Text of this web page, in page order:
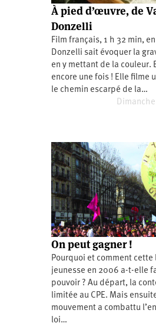
Commerce
Hôpitaux
SNCF
Féminisme
LGBTI
Éducation
Santé
Vidéos
À pied d’œuvre, de
Donzelli
Film français, 1 h 32 min,
Donzelli sait évoquer la
en y mettant de la couleur.
encore une fois ! Elle filme
le chemin escarpé de la…
On peut gagner !
Pourquoi et comment cette
jeunesse en 2006 a-t-elle
pouvoir ? Au départ, la
limitée au CPE. Mais
mouvement a combattu
loi…